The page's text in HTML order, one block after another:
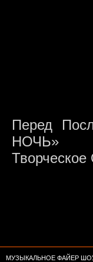
Перед
НОЧЬ»
МУЗЫКАЛЬНОЕ ФАЙЕР